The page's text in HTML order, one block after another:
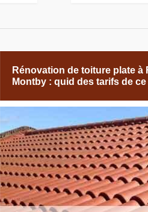
Rénovation de toiture plate à
Montby : quid des tarifs de